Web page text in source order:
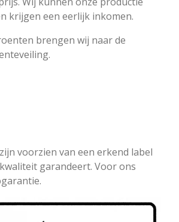
krijgen een eerlijk inkomen.
brengen wij naar de
voorzien van een erkend label
garandeert. Voor ons